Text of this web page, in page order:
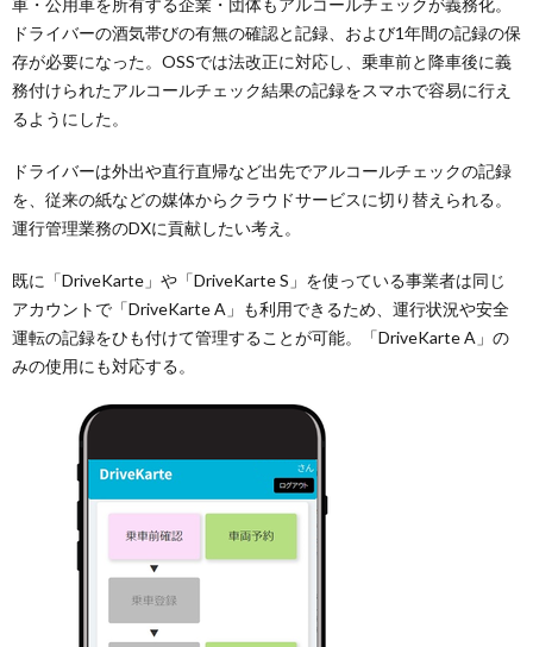
ドライバーの酒気帯びの有無の確認と記録、および1年間の記録の保
存が必要になった。OSSでは法改正に対応し、乗車前と降車後に義
務付けられたアルコールチェック結果の記録をスマホで容易に行え
るようにした。
ドライバーは外出や直行直帰など出先でアルコールチェックの記録
を、従来の紙などの媒体からクラウドサービスに切り替えられる。
運行管理業務のDXに貢献したい考え。
既に「DriveKarte」や「DriveKarte S」を使っている事業者は同じ
アカウントで「DriveKarte A」も利用できるため、運行状況や安全
運転の記録をひも付けて管理することが可能。「DriveKarte A」の
みの使用にも対応する。